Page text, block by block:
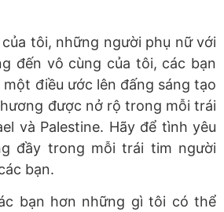
tôi, những người phụ nữ với
đến vô cùng của tôi, các bạn
điều ước lên đấng sáng tạo
được nở rộ trong mỗi trái
và Palestine. Hãy để tình yêu
đầy trong mỗi trái tim người
bạn.
bạn hơn những gì tôi có thể